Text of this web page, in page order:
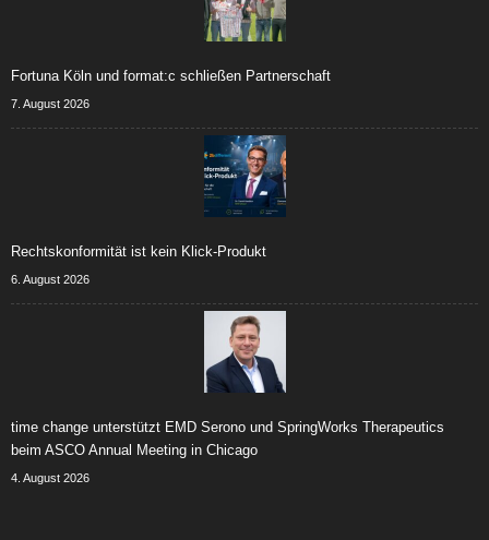
Fortuna Köln und format:c schließen Partnerschaft
7. August 2026
Rechtskonformität ist kein Klick-Produkt
6. August 2026
time change unterstützt EMD Serono und SpringWorks Therapeutics
beim ASCO Annual Meeting in Chicago
4. August 2026